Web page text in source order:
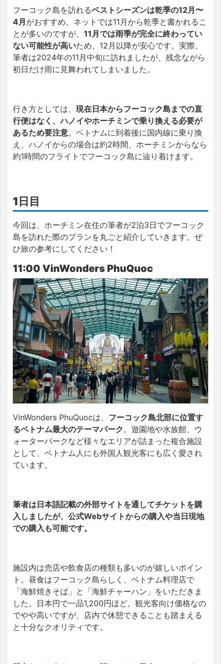
フーコック島を訪れるベストシーズンは乾季の12月〜
4月 がおすすめ。ネットでは11月から乾季と書かれるこ
とが多いのですが、 11月では雨季が完全に終わってい
ない可能性が高いため、12月以降が安心です。実際、
筆者は2024年の11月中旬に訪れましたが、残念ながら
初日だけ雨に見舞われてしまいました。
行き方としては、 現在日本からフーコック島までの直
行便はなく、ハノイやホーチミンで乗り換える必要が
あるため要注意。 ベトナムに到着後に国内線に乗り換
え、ハノイからの場合は約2時間、ホーチミンからなら
約1時間のフライトでフーコック島に辿り着けます。
1日目
今回は、ホーチミン在住の筆者が2泊3日でフーコック
島を訪れた際のプランを丸ごと紹介していきます。ぜ
ひ旅の参考にしてください！
11:00 VinWonders PhuQuoc
VinWonders PhuQuocは、 フーコック島北部に位置す
るベトナム最大のテーマパーク。遊園地や水族館、ウ
ォーターパークなど様々なエリアが詰まった複合施設
として、ベトナム人にも外国人観光客にも広く愛され
ています。
筆者は日本語記載の外部サイトを通してチケットを購
入しましたが、公式Webサイトからの購入や当日現地
での購入も可能です。
施設内は売店や飲食店の種類も多いのが嬉しいポイン
ト。昼食はフーコック島らしく、ベトナム料理店で
「海鮮焼きそば」と「海鮮チャーハン」をいただきま
した。 日本円で一品1,200円ほど。観光客向け価格なの
でやや高いですが、店内で休憩できることも踏まえる
と十分なクオリティです。